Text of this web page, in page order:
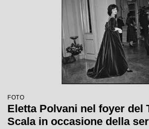
FOTO
Eletta Polvani nel foyer del
Scala in occasione della